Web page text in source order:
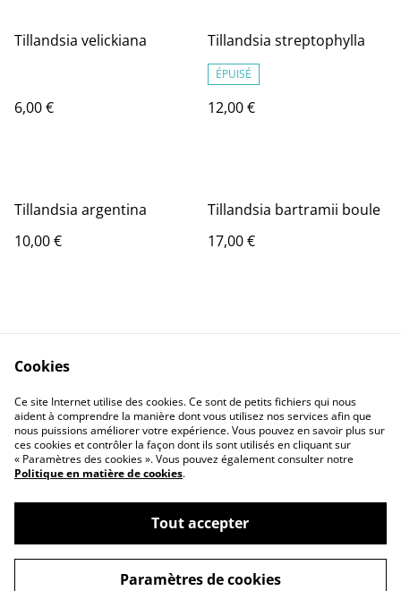
Tillandsia velickiana
6,00 €
Tillandsia streptophylla
ÉPUISÉ
12,00 €
Tillandsia argentina
10,00 €
Tillandsia bartramii boule
17,00 €
Contact Us
Legal Terms
Privacy Policy
Cookie Policy
©2026JD Greenhouse
Cookies
Ce site Internet utilise des cookies. Ce sont de petits fichiers qui nous
aident à comprendre la manière dont vous utilisez nos services afin que
nous puissions améliorer votre expérience. Vous pouvez en savoir plus sur
ces cookies et contrôler la façon dont ils sont utilisés en cliquant sur
« Paramètres des cookies ». Vous pouvez également consulter notre
Politique en matière de cookies.
Tout accepter
Paramètres de cookies